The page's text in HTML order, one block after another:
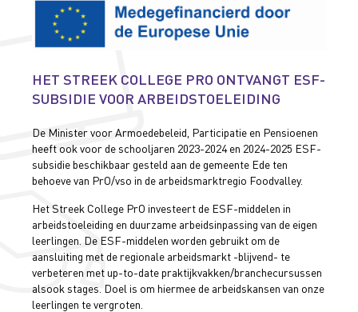
HET STREEK COLLEGE PRO ONTVANGT ESF-
SUBSIDIE VOOR ARBEIDSTOELEIDING
De Minister voor Armoedebeleid, Participatie en Pensioenen
heeft ook voor de schooljaren 2023-2024 en 2024-2025 ESF-
subsidie beschikbaar gesteld aan de gemeente Ede ten
behoeve van PrO/vso in de arbeidsmarktregio Foodvalley.
Het Streek College PrO investeert de ESF-middelen in
arbeidstoeleiding en duurzame arbeidsinpassing van de eigen
leerlingen. De ESF-middelen worden gebruikt om de
aansluiting met de regionale arbeidsmarkt -blijvend- te
verbeteren met up-to-date praktijkvakken/branchecursussen
alsook stages. Doel is om hiermee de arbeidskansen van onze
leerlingen te vergroten.